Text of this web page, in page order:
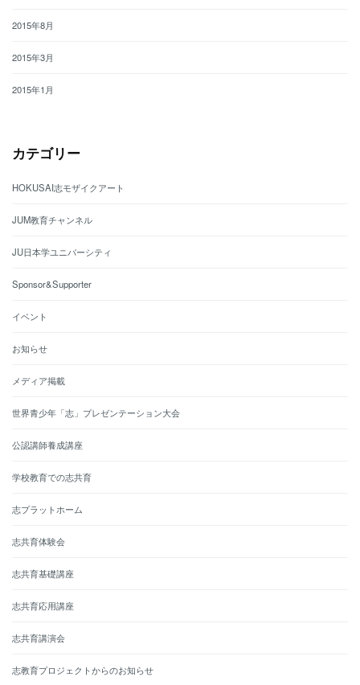
2015年8月
2015年3月
2015年1月
カテゴリー
HOKUSAI志モザイクアート
JUM教育チャンネル
JU日本学ユニバーシティ
Sponsor&Supporter
イベント
お知らせ
メディア掲載
世界青少年「志」プレゼンテーション大会
公認講師養成講座
学校教育での志共育
志プラットホーム
志共育体験会
志共育基礎講座
志共育応用講座
志共育講演会
志教育プロジェクトからのお知らせ